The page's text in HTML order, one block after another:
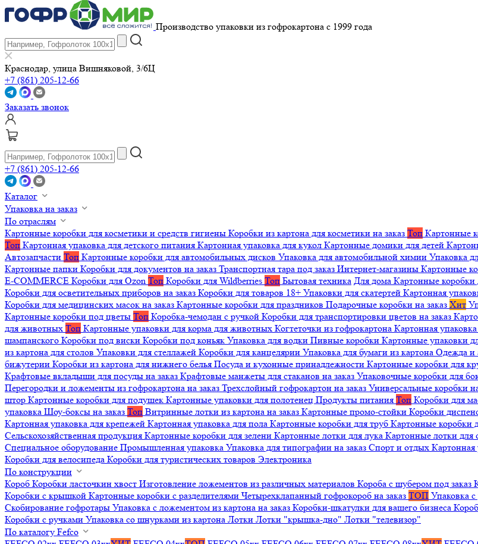
Производство упаковки из гофрокартона с 1999 года
Краснодар, улица Вишняковой, 3/6Ц
+7 (861) 205-12-66
Заказать звонок
+7 (861) 205-12-66
Каталог
Упаковка на заказ
По отраслям
Картонные коробки для косметики и средств гигиены Коробки из картона для косметики на заказ Топ Картонные
Топ Картонная упаковка для детского питания Картонная упаковка для кукол Картонные домики для детей
Автозапчасти Топ Картонные коробки для автомобильных дисков Упаковка для автомобильной химии Упаковка
Картонные папки Коробки для документов на заказ Транспортная тара под заказ Интернет-магазины Картонные
E-COMMERCE Коробки для Ozon Топ Коробки для Wildberries Топ Бытовая техника Для дома Картонные коробки
Коробки для осветительных приборов на заказ Коробки для товаров 18+ Упаковки для скатертей Картонная
Коробки для медицинских масок на заказ Картонные коробки для праздников Подарочные коробки на заказ Хит
Картонные коробки под цветы Топ Коробка-чемодан с ручкой Коробки для транспортировки цветов на заказ
для животных Топ Картонные упаковки для корма для животных Когтеточки из гофрокартона Картонная
шампанского Коробки под виски Коробки под коньяк Упаковка для водки Пивные коробки Картонные упаковки
из картона для столов Упаковки для стеллажей Коробки для канцелярии Упаковка для бумаги из картона Одежда и
бижутерии Коробки из картона для нижнего белья Посуда и кухонные принадлежности Картонные коробки для
Крафтовые вкладыши для посуды на заказ Крафтовые манжеты для стаканов на заказ Упаковочные коробки для
Перегородки и ложементы из гофрокартона на заказ Трехслойный гофрокартон на заказ Универсальные коробки
штор Картонные коробки для подушек Картонные упаковки для полотенец Продукты питания Топ Коробки для
упаковка Шоу-боксы на заказ Топ Витринные лотки из картона на заказ Картонные промо-стойки Коробки
Картонная упаковка для крепежей Картонная упаковка для пола Картонные коробки для труб Картонные коробки
Сельскохозяйственная продукция Картонные коробки для зелени Картонные лотки для лука Картонные лотки для
Специальное оборудование Промышленная упаковка Упаковка для типографии на заказ Спорт и отдых
Коробки для велосипеда Коробки для туристических товаров Электроника
По конструкции
Короб Коробки ласточкин хвост Изготовление ложементов из различных материалов Короба с шубером под заказ
Коробки с крышкой Картонные коробки с разделителями Четырехклапанный гофрокороб на заказ ТОП Упаковка
Скобирование гофротары Упаковка с ложементом из картона на заказ Коробки-шкатулки для вашего бизнеса
Коробки с ручками Упаковка со шнурками из картона Лотки Лотки "крышка-дно" Лотки "телевизор"
По каталогу Fefco